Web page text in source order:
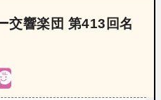
交響楽団 第413回名